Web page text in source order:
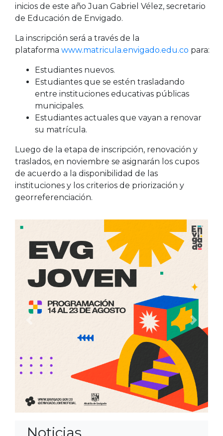
inicios de este año Juan Gabriel Vélez, secretario
de Educación de Envigado.
La inscripción será a través de la
plataforma www.matricula.envigado.edu.co para:
Estudiantes nuevos.
Estudiantes que se estén trasladando
entre instituciones educativas públicas
municipales.
Estudiantes actuales que vayan a renovar
su matrícula.
Luego de la etapa de inscripción, renovación y
traslados, en noviembre se asignarán los cupos
de acuerdo a la disponibilidad de las
instituciones y los criterios de priorización y
georreferenciación.